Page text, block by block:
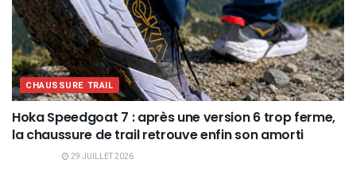
CHAUSSURE TRAIL
Hoka Speedgoat 7 : après une version 6 trop ferme,
la chaussure de trail retrouve enfin son amorti
29 JUILLET 2026